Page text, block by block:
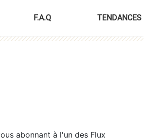
F.A.Q TENDANCES
abonnant à l'un des Flux